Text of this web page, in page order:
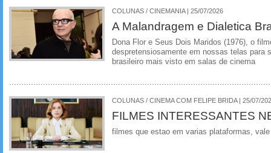
COLUNAS / CINEMANIA | 25/07/2026
A Malandragem e Dialetica
Dona Flor e Seus Dois Maridos (1976), o
despretensiosamente em nossas telas para
brasileiro mais visto em salas de cinema
COLUNAS / CINEMA COM FELIPE BRIDA | 25/07/
FILMES INTERESSANTES
filmes que estao em varias plataformas,